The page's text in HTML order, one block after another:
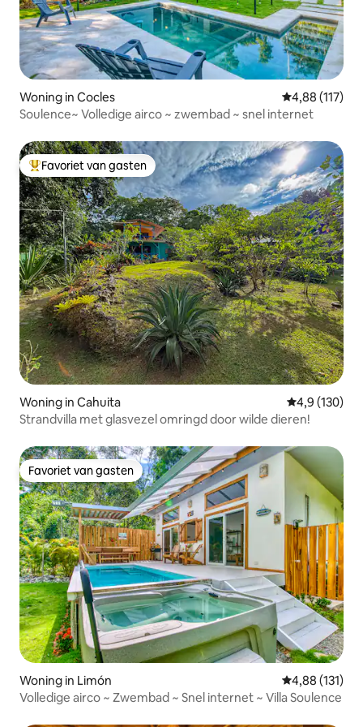
Woning in Cocles Gemiddelde
4,88 (117)
Soulence~ Volledige airco ~ zwembad ~ snel internet
Topfavoriet van gasten
Favoriet van gasten
Woning in Cahuita Gemiddelde
4,9 (130)
Strandvilla met glasvezel omringd door wilde dieren!
Favoriet van gasten
Favoriet van gasten
Woning in Limón Gemiddelde
4,88 (131)
Volledige airco ~ Zwembad ~ Snel internet ~ Villa Soulence